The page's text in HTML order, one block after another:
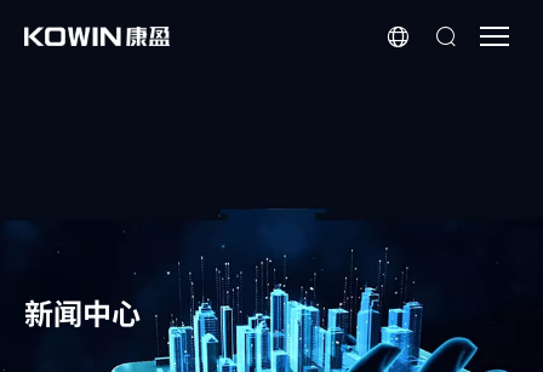
了
新闻中心